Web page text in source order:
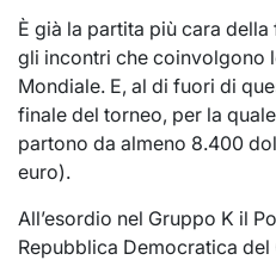
È già la partita più cara
gli incontri che coinvolgono
Mondiale. E, al di fuori di
finale del torneo, per la
partono da almeno 8.400
euro).
All’esordio nel Gruppo K il
Repubblica Democratica del